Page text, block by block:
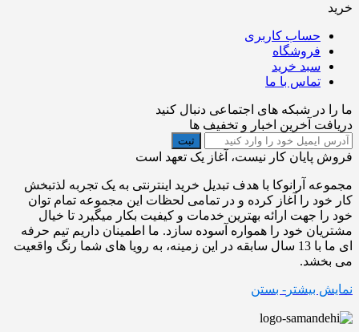
خرید
حساب کاربری
فروشگاه
سبد خرید
تماس با ما
ما را در شبکه های اجتماعی دنبال کنید
دریافت آخرین اخبار و تخفیف ها
ثبت
فروش پایان کار نیست، آغاز یک تعهد است
مجموعه آرانوکا با هدف تبدیل خرید اینترنتی به یک تجربه لذتبخش
کار خود را آغاز کرده و در تمامی لحظات این مجموعه تمام توان
خود را جهت ارائه بهترین خدمات و کیفیت بکار میگیرد تا خیال
مشتریان خود را همواره آسوده سازد. ما اطمینان داریم تیم حرفه
ای ما با 13 سال سابقه در این زمینه، به رویا های شما رنگ واقعیت
می بخشد.
نمایش بیشتر - بستن